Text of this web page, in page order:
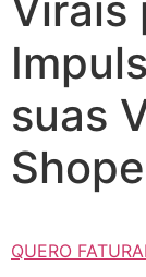
suas
QUERO